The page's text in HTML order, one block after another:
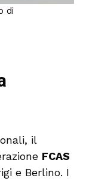
di
il
FCAS
e Berlino. I